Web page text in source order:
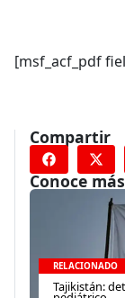
[msf_acf_pdf
Compartir
Conoce más
RELACIONADO
Tajikistán: